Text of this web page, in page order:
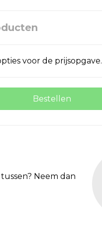
voor de prijsopgave.
Bestellen
Neem dan